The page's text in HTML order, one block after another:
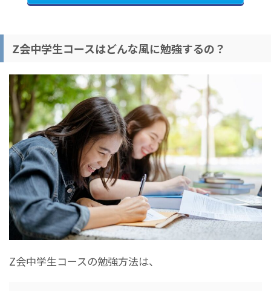
Z会中学生コースはどんな風に勉強するの？
Z会中学生コースの勉強方法は、